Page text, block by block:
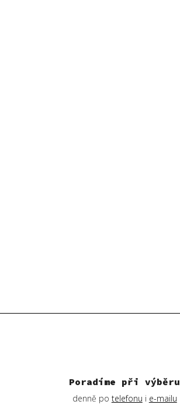
Poradíme při výběru
denně po telefonu i e-mailu